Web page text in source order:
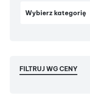
FILTRUJ WG CENY